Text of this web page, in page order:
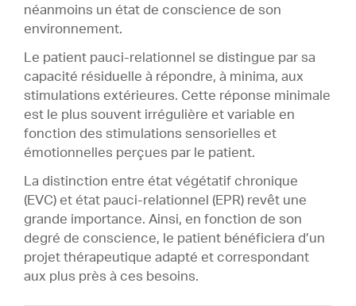
néanmoins un état de conscience de son
environnement.
Le patient pauci-relationnel se distingue par sa
capacité résiduelle à répondre, à minima, aux
stimulations extérieures. Cette réponse minimale
est le plus souvent irrégulière et variable en
fonction des stimulations sensorielles et
émotionnelles perçues par le patient.
La distinction entre état végétatif chronique
(EVC) et état pauci-relationnel (EPR) revêt une
grande importance. Ainsi, en fonction de son
degré de conscience, le patient bénéficiera d’un
projet thérapeutique adapté et correspondant
aux plus près à ces besoins.